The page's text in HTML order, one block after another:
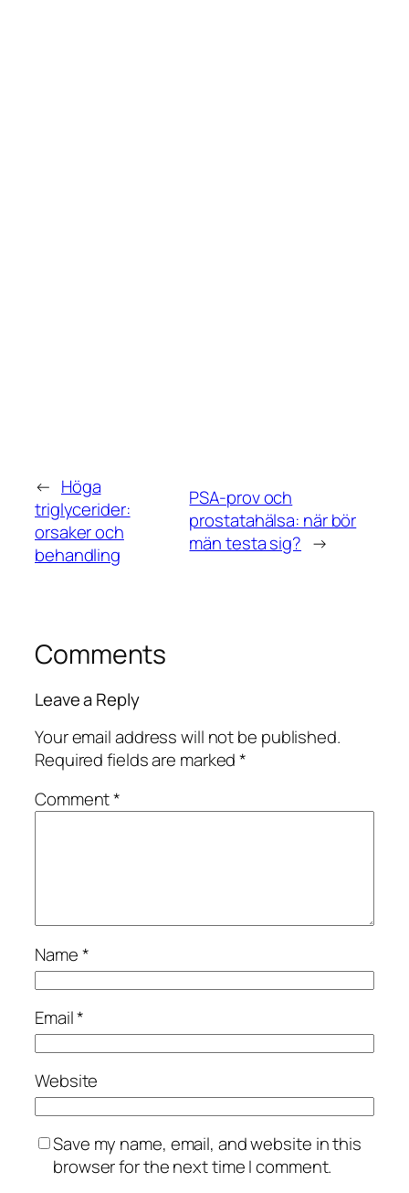
← Höga
triglycerider:
orsaker och
behandling
PSA-prov och
prostatahälsa: när bör
män testa sig? →
Comments
Leave a Reply
Your email address will not be published.
Required fields are marked*
Comment*
Name*
Email*
Website
Save my name, email, and website in this
browser for the next time I comment.